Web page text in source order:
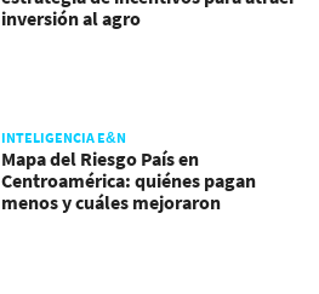
inversión al agro
INTELIGENCIA E&N
Mapa del Riesgo País en
Centroamérica: quiénes pagan
menos y cuáles mejoraron